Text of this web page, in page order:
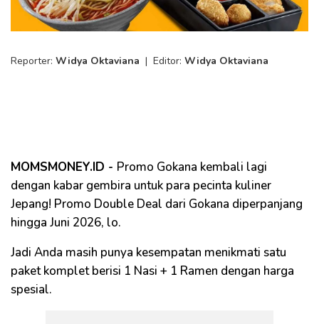
Reporter: Widya Oktaviana | Editor: Widya Oktaviana
MOMSMONEY.ID - Promo Gokana kembali lagi
dengan kabar gembira untuk para pecinta kuliner
Jepang! Promo Double Deal dari Gokana diperpanjang
hingga Juni 2026, lo.
Jadi Anda masih punya kesempatan menikmati satu
paket komplet berisi 1 Nasi + 1 Ramen dengan harga
spesial.